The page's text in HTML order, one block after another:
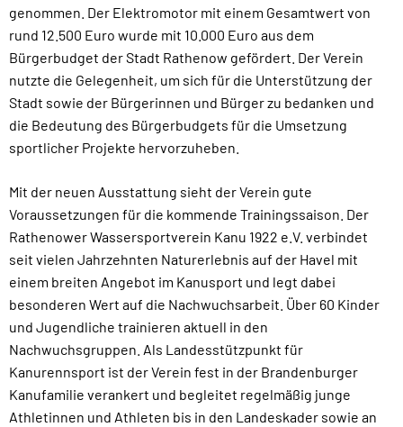
genommen. Der Elektromotor mit einem Gesamtwert von
rund 12.500 Euro wurde mit 10.000 Euro aus dem
Bürgerbudget der Stadt Rathenow gefördert. Der Verein
nutzte die Gelegenheit, um sich für die Unterstützung der
Stadt sowie der Bürgerinnen und Bürger zu bedanken und
die Bedeutung des Bürgerbudgets für die Umsetzung
sportlicher Projekte hervorzuheben.
Mit der neuen Ausstattung sieht der Verein gute
Voraussetzungen für die kommende Trainingssaison. Der
Rathenower Wassersportverein Kanu 1922 e.V. verbindet
seit vielen Jahrzehnten Naturerlebnis auf der Havel mit
einem breiten Angebot im Kanusport und legt dabei
besonderen Wert auf die Nachwuchsarbeit. Über 60 Kinder
und Jugendliche trainieren aktuell in den
Nachwuchsgruppen. Als Landesstützpunkt für
Kanurennsport ist der Verein fest in der Brandenburger
Kanufamilie verankert und begleitet regelmäßig junge
Athletinnen und Athleten bis in den Landeskader sowie an